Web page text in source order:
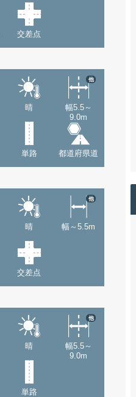
交差点
晴
幅5.5～
9.0m
他
単路 都道府県道
晴 幅～5.5m
他
交差点
晴
幅5.5～
9.0m
他
単路